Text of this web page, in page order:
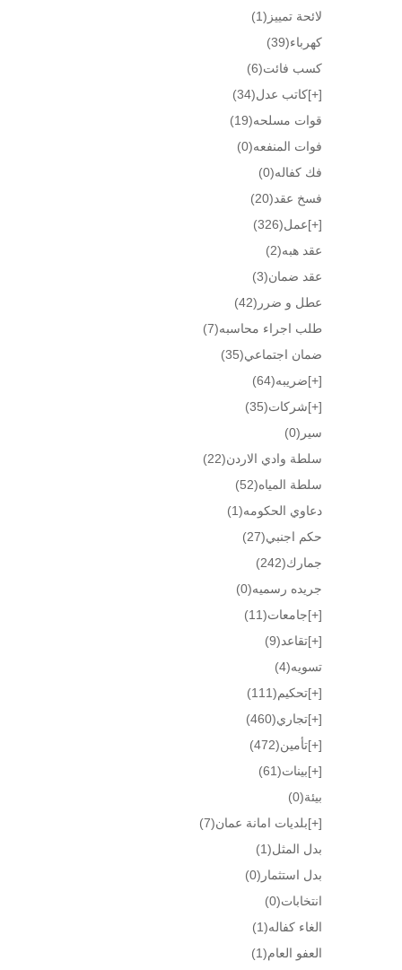
لائحة تمييز (1)
كهرباء(39)
كسب فائت(6)
[+]كاتب عدل(34)
قوات مسلحه(19)
فوات المنفعه(0)
فك كفاله(0)
فسخ عقد(20)
[+]عمل(326)
عقد هبه(2)
عقد ضمان(3)
عطل و ضرر (42)
طلب اجراء محاسبه(7)
ضمان اجتماعي(35)
[+]ضريبه(64)
[+]شركات(35)
سير (0)
سلطة وادي الاردن(22)
سلطة المياه(52)
دعاوي الحكومه(1)
حكم اجنبي(27)
جمارك(242)
جريده رسميه(0)
[+]جامعات(11)
[+]تقاعد(9)
تسويه(4)
[+]تحكيم(111)
[+]تجاري(460)
[+]تأمين(472)
[+]بينات(61)
بيئة(0)
[+]بلديات امانة عمان(7)
بدل المثل(1)
بدل استثمار (0)
انتخابات(0)
الغاء كفاله(1)
العفو العام(1)